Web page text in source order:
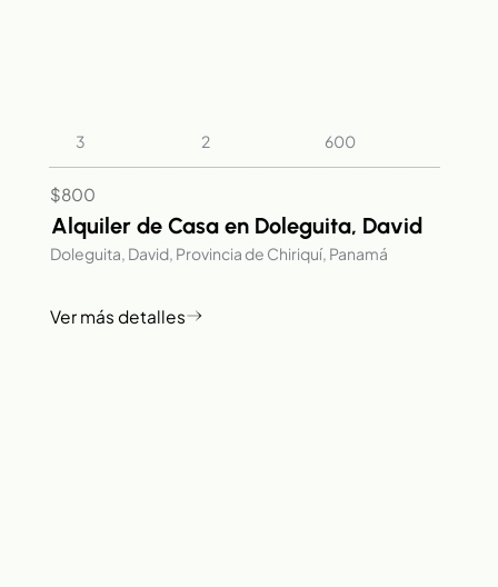
3 2 600
$800
Alquiler de Casa en Doleguita, David
Doleguita, David, Provincia de Chiriquí, Panamá